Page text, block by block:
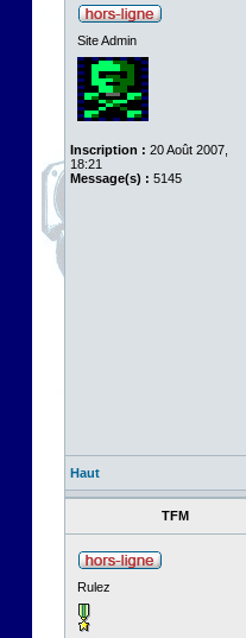
Site Admin
Inscription : 20 Août 2007,
18:21
Message(s) : 5145
Haut
TFM
Rulez